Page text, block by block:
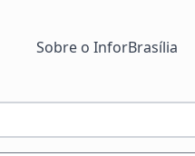
Sobre o InforBrasília